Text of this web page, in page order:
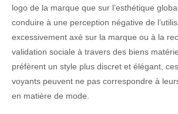
logo de la marque que sur l’esthétique
conduire à une perception négative de
excessivement axé sur la marque ou à la
validation sociale à travers des biens
préfèrent un style plus discret et élégant,
voyants peuvent ne pas correspondre à
en matière de mode.